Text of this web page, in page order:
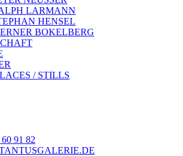
LARMANN
HENSEL
BOKELBERG
/ STILLS
91 82